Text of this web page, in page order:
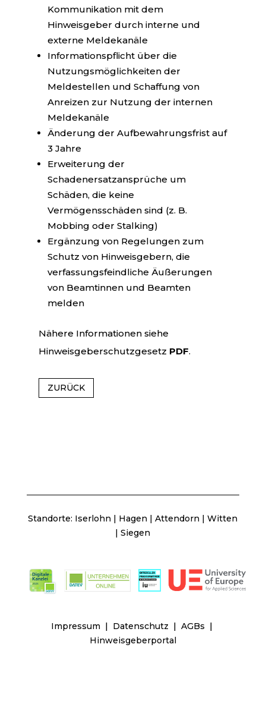
Kommunikation mit dem
Hinweisgeber durch interne und
externe Meldekanäle
Informationspflicht über die
Nutzungsmöglichkeiten der
Meldestellen und Schaffung von
Anreizen zur Nutzung der internen
Meldekanäle
Änderung der Aufbewahrungsfrist auf
3 Jahre
Erweiterung der
Schadenersatzansprüche um
Schäden, die keine
Vermögensschäden sind (z. B.
Mobbing oder Stalking)
Ergänzung von Regelungen zum
Schutz von Hinweisgebern, die
verfassungsfeindliche Äußerungen
von Beamtinnen und Beamten
melden
Nähere Informationen siehe
Hinweisgeberschutzgesetz PDF.
ZURÜCK
Standorte: Iserlohn Hagen |Attendorn |Witten
|Siegen
Impressum | Datenschutz | AGBs |
Hinweisgeberportal